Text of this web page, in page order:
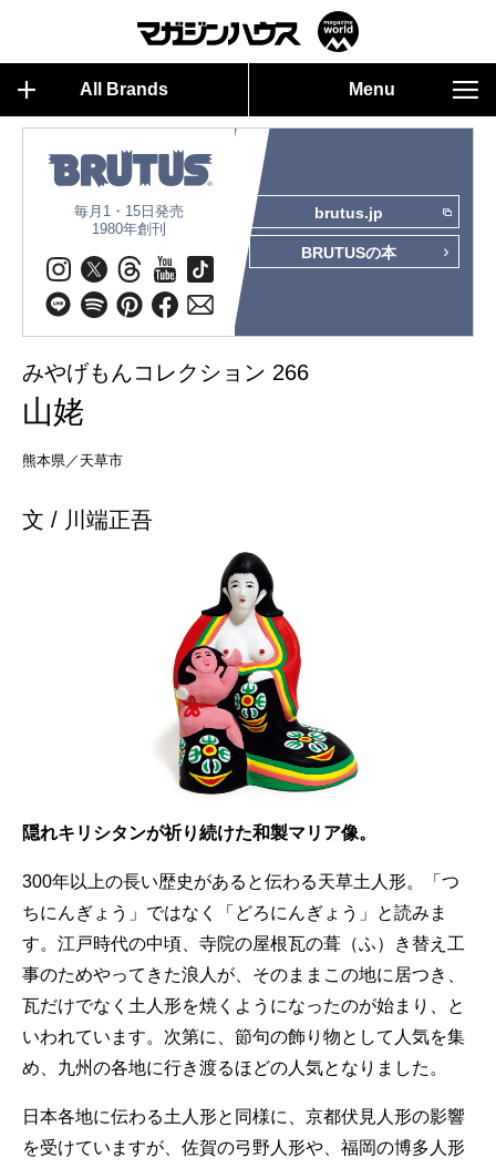
All Brands Menu
毎月1・15日発売
1980年創刊
brutus.jp
BRUTUSの本
みやげもんコレクション 266
山姥
熊本県／天草市
文 / 川端正吾
隠れキリシタンが祈り続けた和製マリア像。
300年以上の長い歴史があると伝わる天草土人形。「つ
ちにんぎょう」ではなく「どろにんぎょう」と読みま
す。江戸時代の中頃、寺院の屋根瓦の葺（ふ）き替え工
事のためやってきた浪人が、そのままこの地に居つき、
瓦だけでなく土人形を焼くようになったのが始まり、と
いわれています。次第に、節句の飾り物として人気を集
め、九州の各地に行き渡るほどの人気となりました。
日本各地に伝わる土人形と同様に、京都伏見人形の影響
を受けていますが、佐賀の弓野人形や、福岡の博多人形